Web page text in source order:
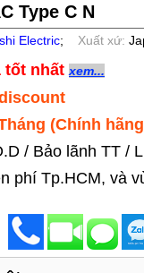
Type C N
Electric; Xuất xứ:
tốt nhất xem...
(Chính
/ Bảo lãnh TT /
phí Tp.HCM, và